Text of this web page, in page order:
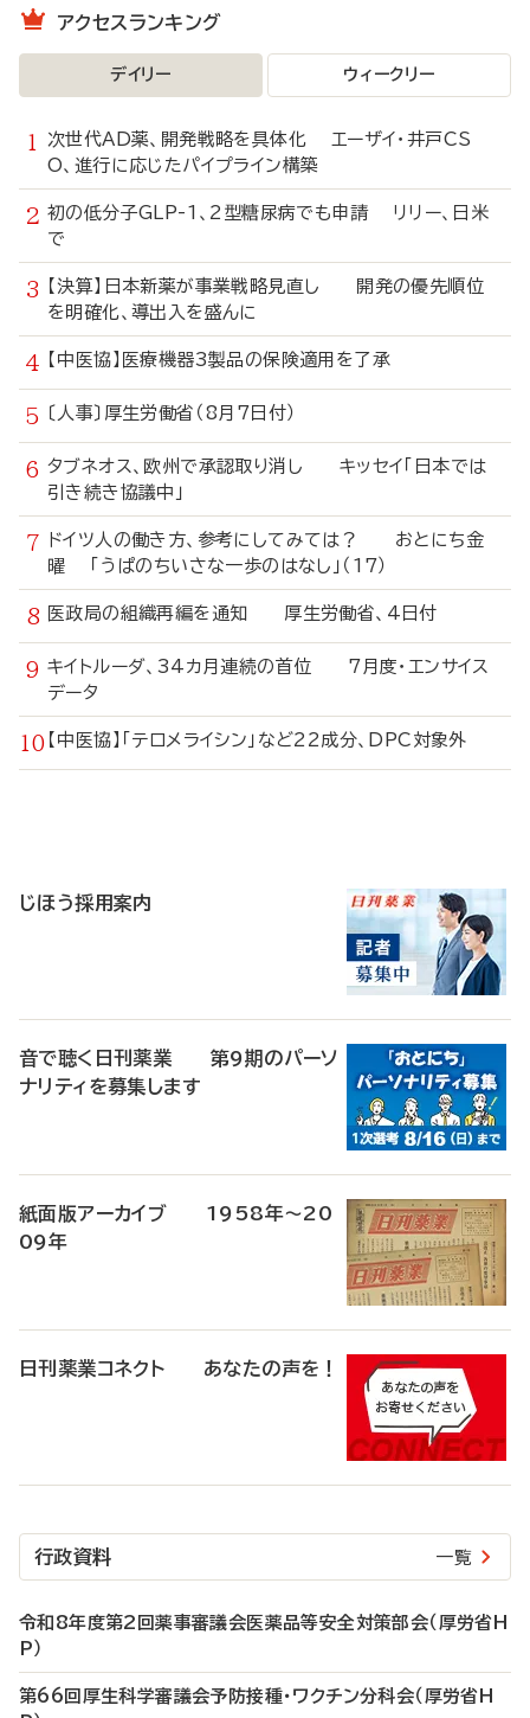
アクセスランキング
デイリー ウィークリー
次世代AD薬、開発戦略を具体化 エーザイ・井戸CS
O、進行に応じたパイプライン構築
初の低分子GLP-1、2型糖尿病でも申請 リリー、日米
で
【決算】日本新薬が事業戦略見直し 開発の優先順位
を明確化、導出入を盛んに
【中医協】医療機器3製品の保険適用を了承
〔人事〕厚生労働省（8月7日付）
タブネオス、欧州で承認取り消し キッセイ「日本では
引き続き協議中」
ドイツ人の働き方、参考にしてみては？ おとにち金
曜 「うぱのちいさな一歩のはなし」（17）
医政局の組織再編を通知 厚生労働省、4日付
キイトルーダ、34カ月連続の首位 7月度・エンサイス
データ
【中医協】「テロメライシン」など22成分、DPC対象外
じほう採用案内
音で聴く日刊薬業 第9期のパーソ
ナリティを募集します
紙面版アーカイブ 1958年～20
09年
日刊薬業コネクト あなたの声を！
行政資料 一覧
令和8年度第2回薬事審議会医薬品等安全対策部会（厚労省H
P）
第66回厚生科学審議会予防接種・ワクチン分科会（厚労省H